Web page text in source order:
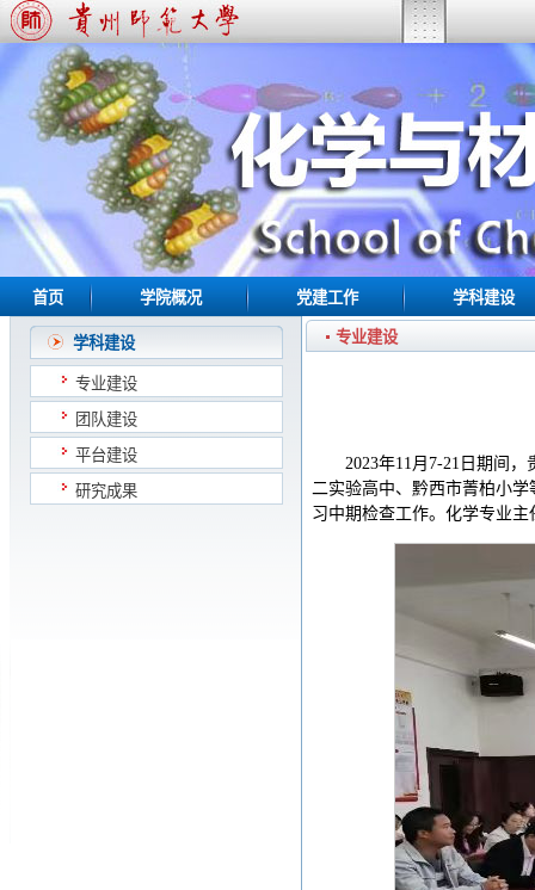
首页 学院概况 党建工作 学科建设
学科建设
专业建设
团队建设
平台建设
研究成果
专业建设
2023年11月7-21日期间
二实验高中、黔西市菁柏小
习中期检查工作。化学专业